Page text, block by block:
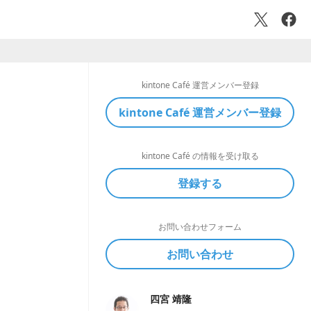
kintone Café 運営メンバー登録
kintone Café 運営メンバー登録
kintone Café の情報を受け取る
登録する
お問い合わせフォーム
お問い合わせ
四宮 靖隆